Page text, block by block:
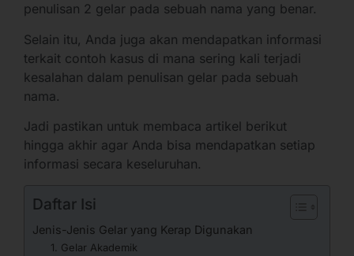
penulisan 2 gelar pada sebuah nama yang benar.
Selain itu, Anda juga akan mendapatkan informasi
terkait contoh kasus di mana sering kali terjadi
kesalahan dalam penulisan gelar pada sebuah
nama.
Jadi pastikan untuk membaca artikel berikut
hingga akhir agar Anda bisa mendapatkan setiap
informasi secara keseluruhan.
Daftar Isi
Jenis-Jenis Gelar yang Kerap Digunakan
1. Gelar Akademik